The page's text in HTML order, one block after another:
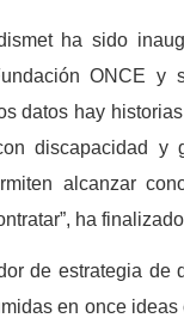
ha sido
ONCE y
datos hay
discapacidad y
alcanzar
ha
de estrategia
en once